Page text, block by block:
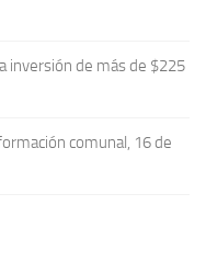
inversión de más de $225
comunal, 16 de